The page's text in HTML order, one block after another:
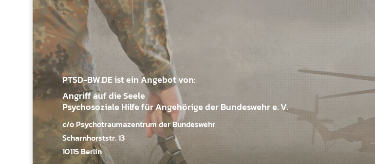
PTSD-BW.DE ist ein Angebot von:
Angriff auf die Seele
Psychosoziale Hilfe für Angehörige der Bundeswehr e. V.
c/o Psychotraumazentrum der Bundeswehr
Scharnhorststr. 13
10115 Berlin